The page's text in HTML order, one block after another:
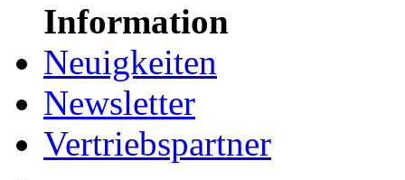
Information
Neuigkeiten
Newsletter
Vertriebspartner